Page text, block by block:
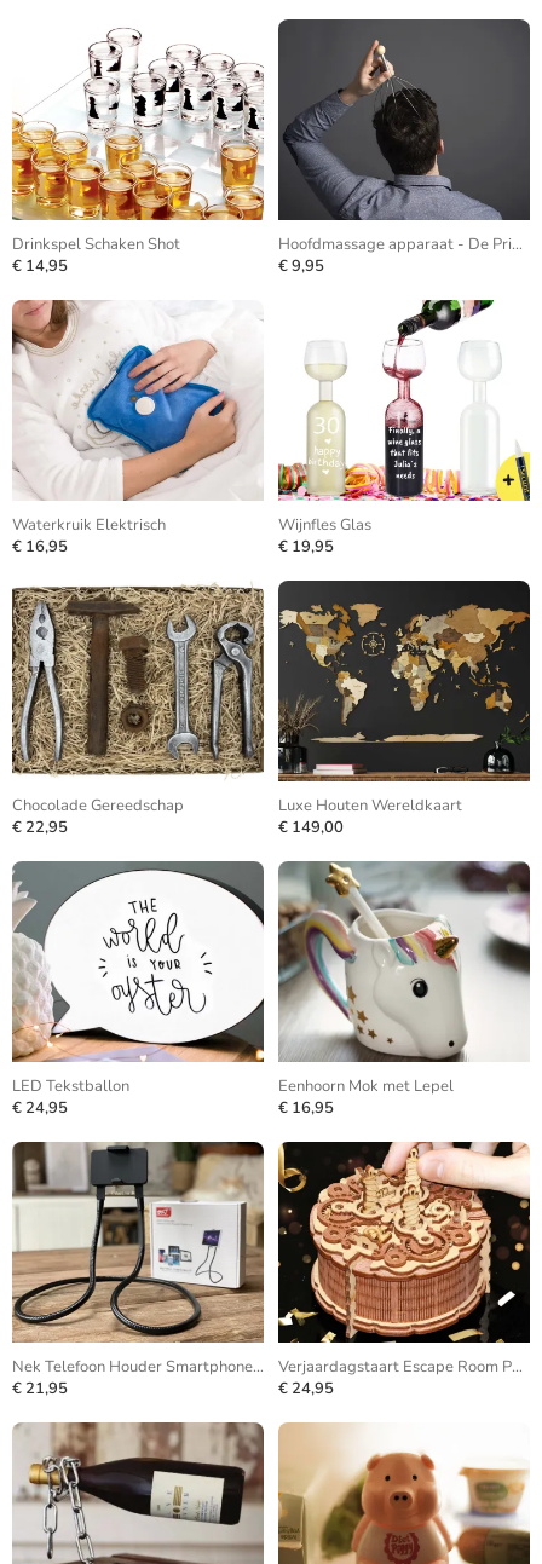
Drinkspel Schaken Shot
€ 14,95
Hoofdmassage apparaat - De Prikkel
€ 9,95
Waterkruik Elektrisch
€ 16,95
Wijnfles Glas
€ 19,95
Chocolade Gereedschap
€ 22,95
Luxe Houten Wereldkaart
€ 149,00
LED Tekstballon
€ 24,95
Eenhoorn Mok met Lepel
€ 16,95
Nek Telefoon Houder Smartphone Statief
€ 21,95
Verjaardagstaart Escape Room Puzzle Box
€ 24,95